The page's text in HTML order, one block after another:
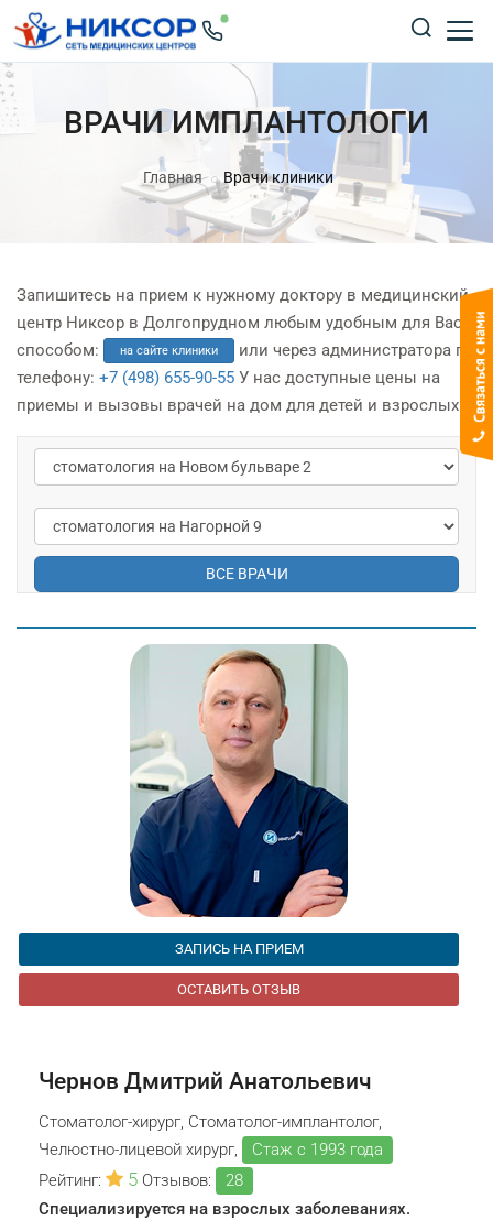
ВРАЧИ ИМПЛАНТОЛОГИ
Главная Врачи клиники
Запишитесь на прием к нужному доктору в медицинский
центр Никсор в Долгопрудном любым удобным для Вас
способом:
на сайте клиники
или через администратора по
телефону: +7 (498) 655-90-55 У нас доступные цены на
приемы и вызовы врачей на дом для детей и взрослых.
ВСЕ ВРАЧИ
ЗАПИСЬ НА ПРИЕМ
ОСТАВИТЬ ОТЗЫВ
Чернов Дмитрий Анатольевич
Стоматолог-хирург, Стоматолог-имплантолог,
Челюстно-лицевой хирург,
Стаж с 1993 года
Рейтинг:
5 Отзывов:
28
Специализируется на взрослых заболеваниях.